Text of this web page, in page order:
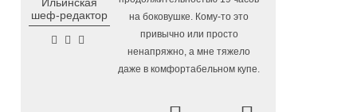
в Вологодской области
Завершается ремонт
автодороги Усть-Алексеево –
Мякинницыно в Великоустюгском округе
первое место в бюллетене на выборах в
шеф-редактор
на боковушке. Кому-то это
привычно или просто
ненапряжно, а мне тяжело
даже в комфортабельном купе.